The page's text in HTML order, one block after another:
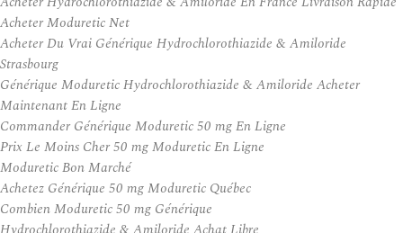
Acheter Moduretic Net
Acheter Du Vrai Générique Hydrochlorothiazide & Amiloride
Strasbourg
Générique Moduretic Hydrochlorothiazide & Amiloride Acheter
Maintenant En Ligne
Commander Générique Moduretic 50 mg En Ligne
Prix Le Moins Cher 50 mg Moduretic En Ligne
Moduretic Bon Marché
Achetez Générique 50 mg Moduretic Québec
Combien Moduretic 50 mg Générique